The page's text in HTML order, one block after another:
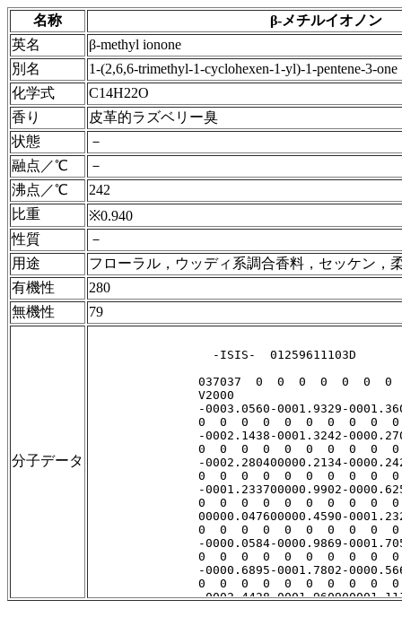
名称
β-メチルイオノン
英名
β-methyl ionone
別名
1-(2,6,6-trimethyl-1-cyclohexen-1-yl)-1-pentene-3-one
化学式
C14H22O
香り
皮革的ラズベリー臭
状態
－
融点／℃
－
沸点／℃
242
比重
※0.940
性質
－
用途
フローラル，ウッディ系調合香料，セッケン，
有機性
280
無機性
79
分子データ